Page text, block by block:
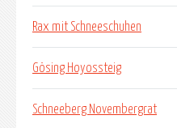
Rax mit Schneeschuhen
Gösing Hoyossteig
Schneeberg Novembergrat